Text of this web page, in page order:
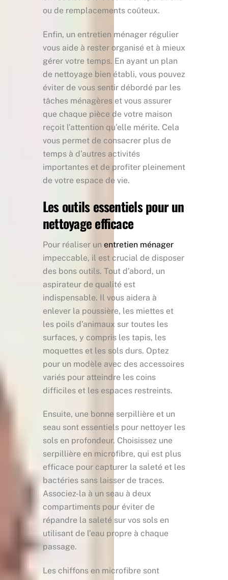
ou de remplacements coûteux.
Enfin, un entretien ménager régulier
vous aide à rester organisé et à mieux
gérer votre temps. En ayant un plan
de nettoyage bien établi, vous pouvez
éviter de vous sentir débordé par les
tâches ménagères et vous assurer
que chaque pièce de votre maison
reçoit l’attention qu’elle mérite. Cela
vous permet de consacrer plus de
temps à d’autres activités
importantes et de profiter pleinement
de votre espace de vie.
Les outils essentiels pour un
nettoyage efficace
Pour réaliser un entretien ménager
impeccable, il est crucial de disposer
des bons outils. Tout d’abord, un
aspirateur de qualité est
indispensable. Il vous aidera à
enlever la poussière, les miettes et
les poils d’animaux sur toutes les
surfaces, y compris les tapis, les
moquettes et les sols durs. Optez
pour un modèle avec des accessoires
variés pour atteindre les coins
difficiles et les espaces restreints.
Ensuite, une bonne serpillière et un
seau sont essentiels pour nettoyer les
sols en profondeur. Choisissez une
serpillière en microfibre, qui est plus
efficace pour capturer la saleté et les
bactéries sans laisser de traces.
Associez-la à un seau à deux
compartiments pour éviter de
répandre la saleté sur vos sols en
utilisant de l’eau propre à chaque
passage.
Les chiffons en microfibre sont